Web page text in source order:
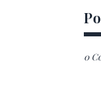
0